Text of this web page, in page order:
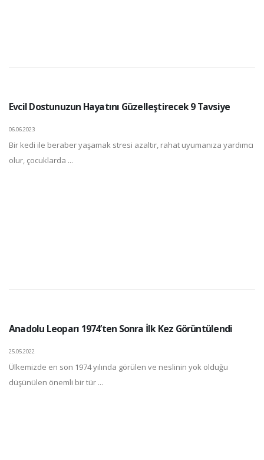
Evcil Dostunuzun Hayatını Güzelleştirecek 9 Tavsiye
06.06.2023
Bir kedi ile beraber yaşamak stresi azaltır, rahat uyumanıza yardımcı
olur, çocuklarda ...
Anadolu Leoparı 1974’ten Sonra İlk Kez Görüntülendi
25.05.2022
Ülkemizde en son 1974 yılında görülen ve neslinin yok olduğu
düşünülen önemli bir tür ...